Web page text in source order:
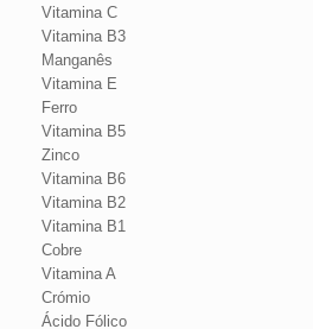
Vitamina C
Vitamina B3
Manganês
Vitamina E
Ferro
Vitamina B5
Zinco
Vitamina B6
Vitamina B2
Vitamina B1
Cobre
Vitamina A
Crómio
Ácido Fólico